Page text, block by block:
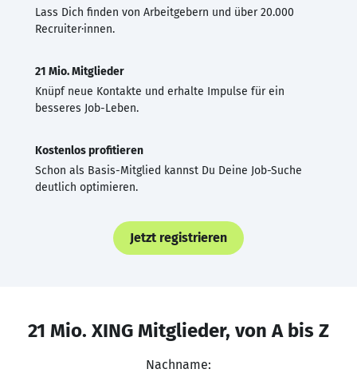
Lass Dich finden von Arbeitgebern und über 20.000
Recruiter·innen.
21 Mio. Mitglieder
Knüpf neue Kontakte und erhalte Impulse für ein
besseres Job-Leben.
Kostenlos profitieren
Schon als Basis-Mitglied kannst Du Deine Job-Suche
deutlich optimieren.
Jetzt registrieren
21 Mio. XING Mitglieder, von A bis Z
Nachname: